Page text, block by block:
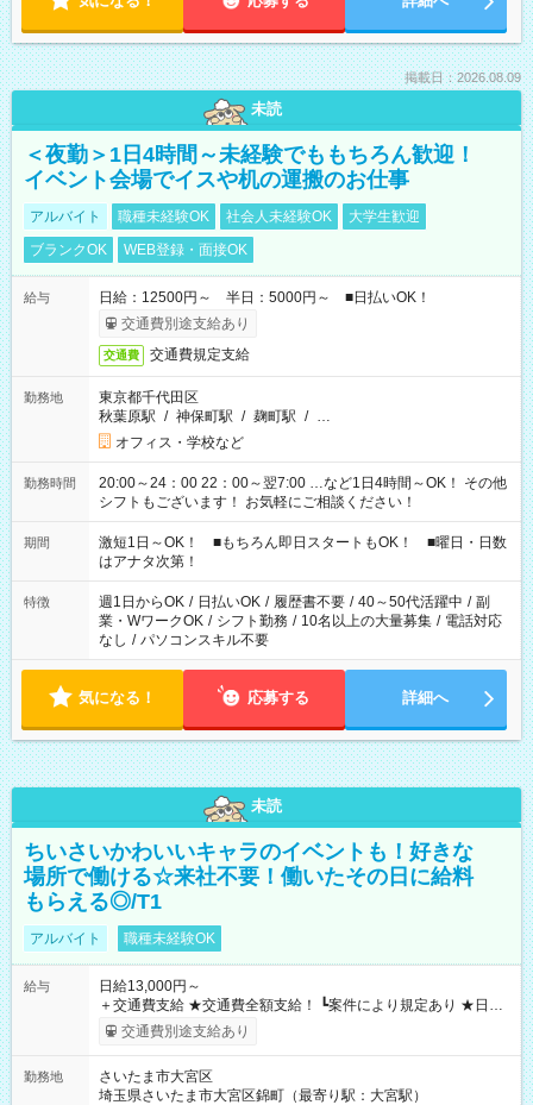
掲載日：2026.08.09
未読
＜夜勤＞1日4時間～未経験でももちろん歓迎！
イベント会場でイスや机の運搬のお仕事
アルバイト 職種未経験OK 社会人未経験OK
大学生歓迎
ブランクOK
WEB登録・面接OK
給与
日給：12500円～ 半日：5000円～ ■日払いOK！
交通費別途支給あり
交通費 交通費規定支給
勤務地
東京都千代田区
秋葉原駅 / 神保町駅 / 麹町駅 / …
オフィス・学校など
勤務時間
20:00～24：00 22：00～翌7:00 …など1日4時間～OK！ その他
シフトもございます！ お気軽にご相談ください！
期間
激短1日～OK！ ■もちろん即日スタートもOK！ ■曜日・日数
はアナタ次第！
特徴 週1日からOK / 日払いOK / 履歴書不要 / 40～50代活躍中 / 副
業・WワークOK / シフト勤務 / 10名以上の大量募集 / 電話対応
なし / パソコンスキル不要
気になる！ 応募する 詳細へ
未読
ちいさいかわいいキャラのイベントも！好きな
場所で働ける☆来社不要！働いたその日に給料
もらえる◎/T1
アルバイト 職種未経験OK
給与
日給13,000円～
＋交通費支給 ★交通費全額支給！ ┗案件により規定あり ★日払
いOK！（規定あり） ┗働いたその日に現金GET♪ お仕事後はコ
ンビニATMから 日払い分を引き落とせます！ 【試用期間】試
交通費別途支給あり
勤務地
さいたま市大宮区
埼玉県さいたま市大宮区錦町（最寄り駅：大宮駅）